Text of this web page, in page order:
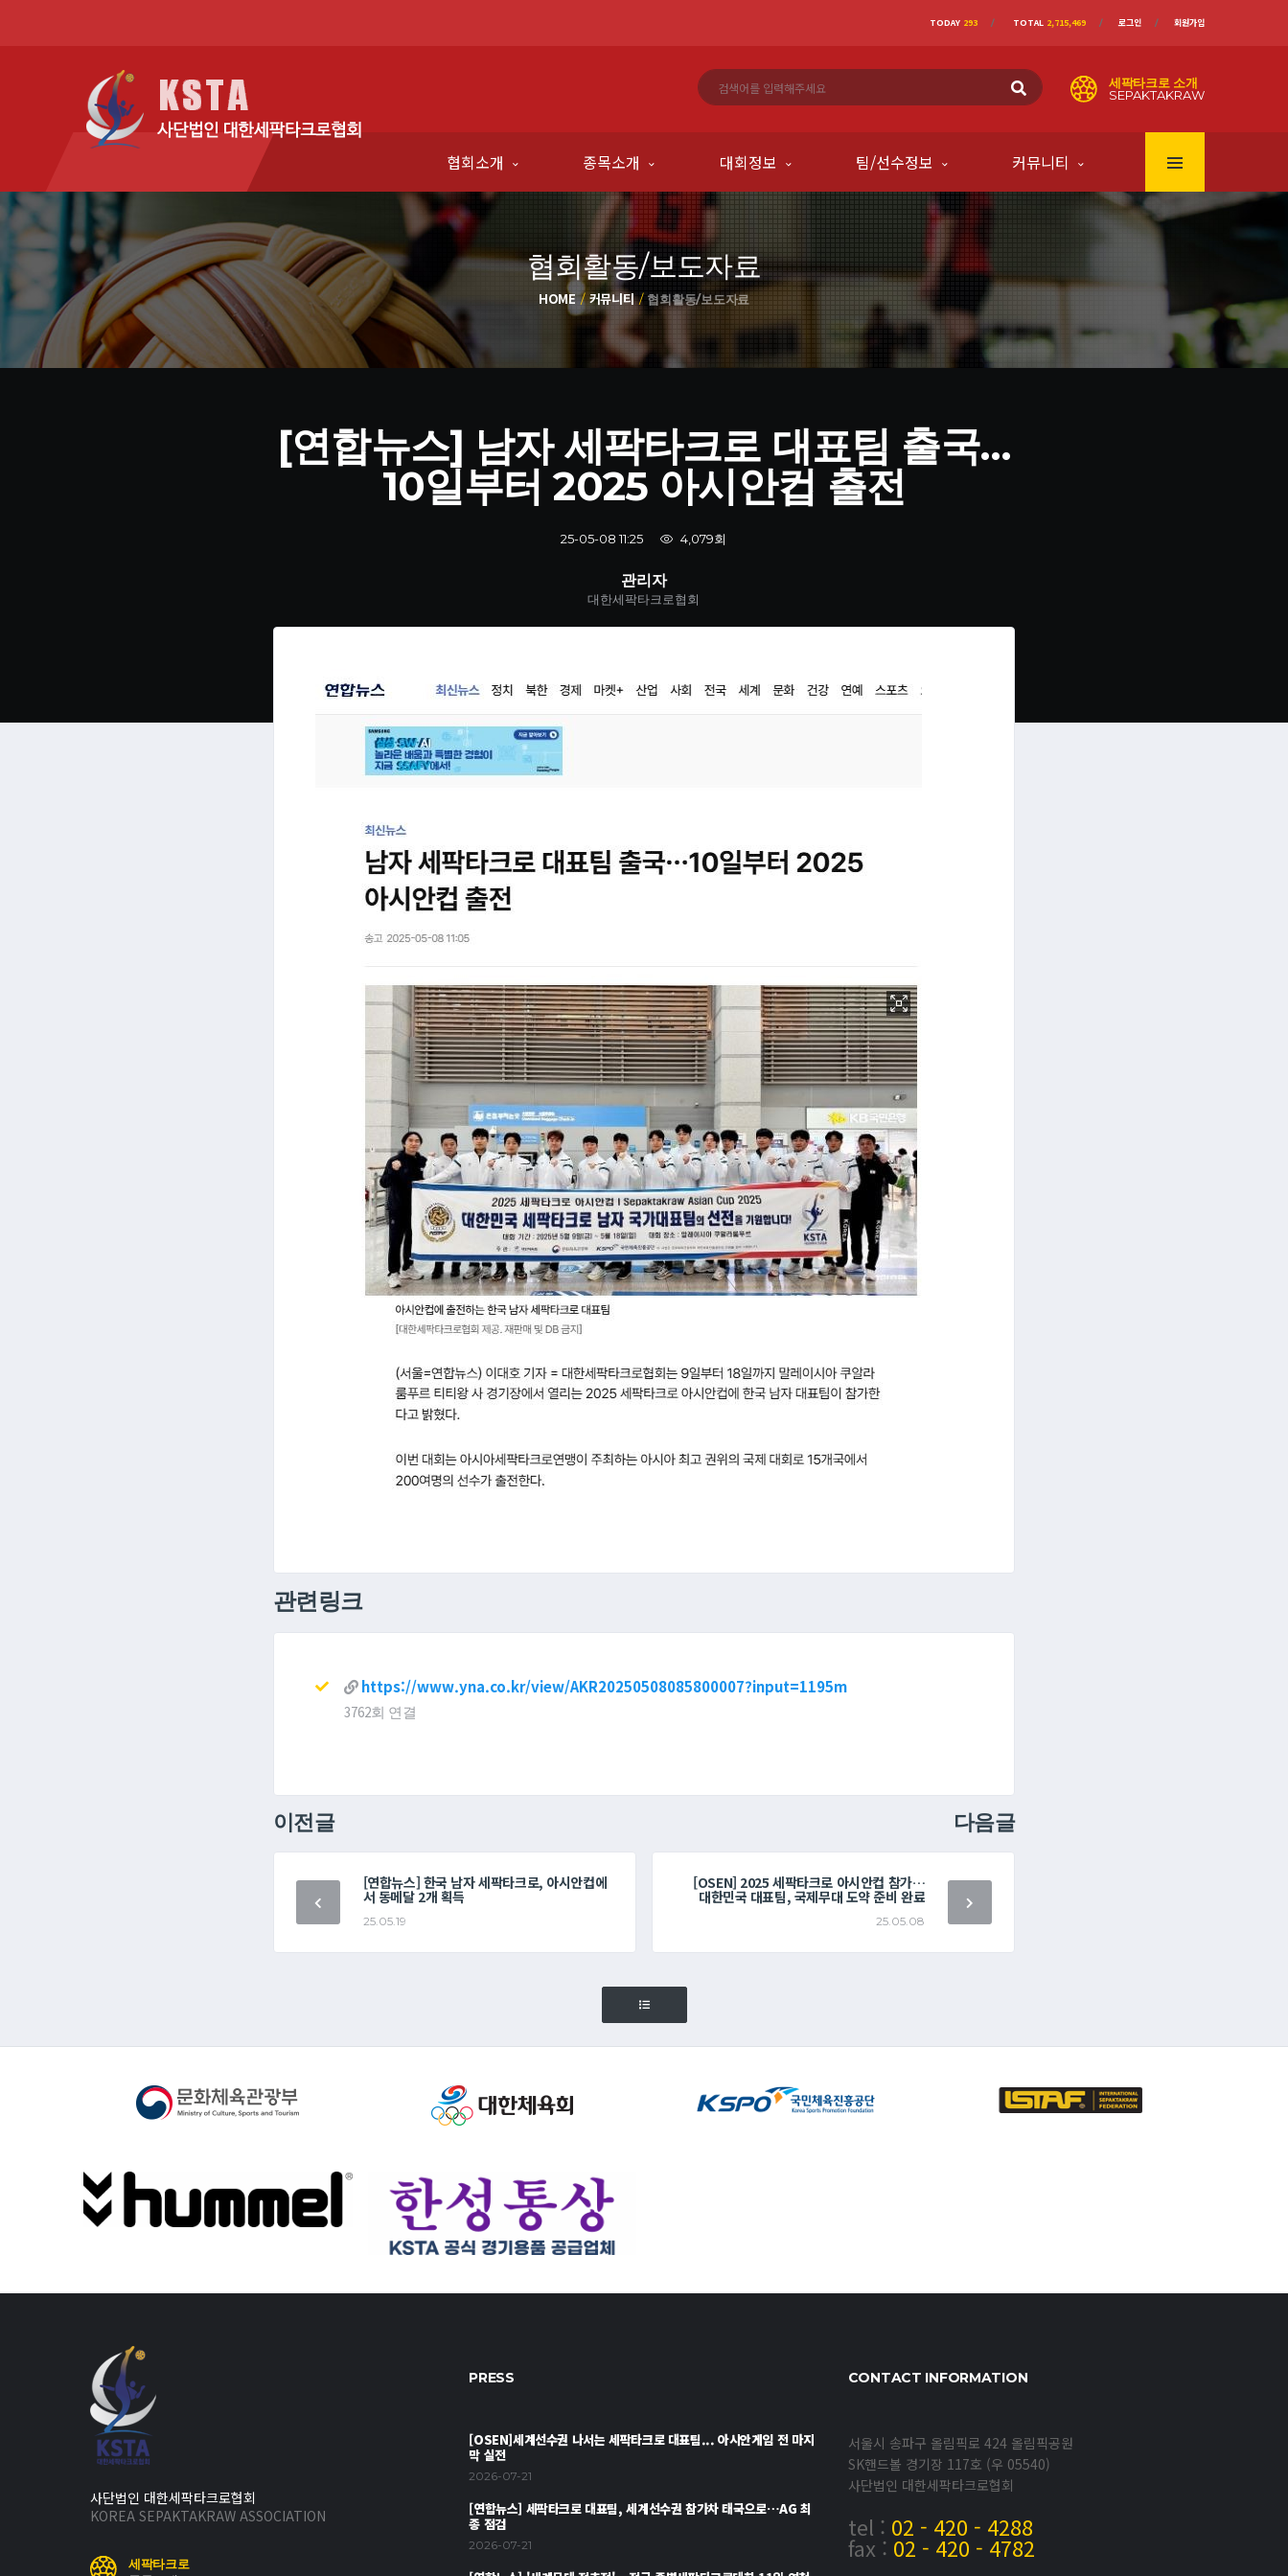
TODAY 293 TOTAL 2,715,469 로그인 회원가입
세팍타크로 소개
SEPAKTAKRAW
협회소개 종목소개 대회정보 팀/선수정보 커뮤니티
협회활동/보도자료
HOME 커뮤니티 협회활동/보도자료
[연합뉴스] 남자 세팍타크로 대표팀 출국…
10일부터 2025 아시안컵 출전
25-05-08 11:25 4,079회
관리자
대한세팍타크로협회
관련링크
https://www.yna.co.kr/view/AKR20250508085800007?input=1195m
3762회 연결
이전글
[연합뉴스] 한국 남자 세팍타크로, 아시안컵에
서 동메달 2개 획득
25.05.19
다음글
[OSEN] 2025 세팍타크로 아시안컵 참가…
대한민국 대표팀, 국제무대 도약 준비 완료
25.05.08
사단법인 대한세팍타크로협회
KOREA SEPAKTAKRAW ASSOCIATION
세팍타크로
PRESS
[OSEN]세계선수권 나서는 세팍타크로 대표팀... 아시안게임 전 마지
막 실전
2026-07-21
[연합뉴스] 세팍타크로 대표팀, 세계선수권 참가차 태국으로…AG 최
종 점검
2026-07-21
CONTACT INFORMATION
서울시 송파구 올림픽로 424 올림픽공원
SK핸드볼 경기장 117호 (우 05540)
사단법인 대한세팍타크로협회
tel : 02 - 420 - 4288
fax : 02 - 420 - 4782